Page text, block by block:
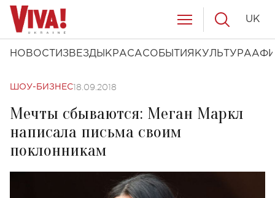
НОВОСТИ ЗВЕЗДЫ КРАСАСОБЫТИЯ КУЛЬТУРА
UK
ШОУ-БИЗНЕС18.09.2018
Мечты сбываются: Меган Маркл
написала письма своим
поклонникам